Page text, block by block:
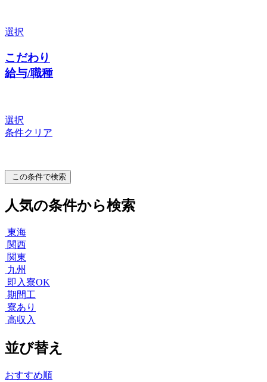
選択
こだわり
給与/職種
選択
条件クリア
この条件で検索
人気の条件から検索
東海
関西
関東
九州
即入寮OK
期間工
寮あり
高収入
並び替え
おすすめ順